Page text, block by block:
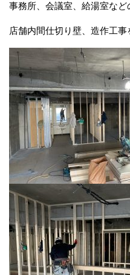
事務所、会議室、給湯室など
店舗内間仕切り壁、造作工事